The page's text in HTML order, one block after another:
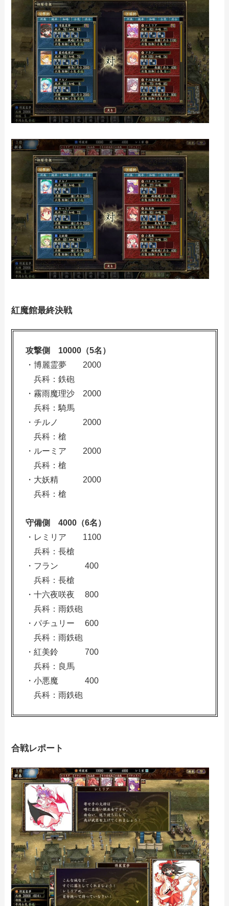
紅魔館最終決戦
攻撃側 10000（5名）
・博麗霊夢 2000
兵科：鉄砲
・霧雨魔理沙 2000
兵科：騎馬
・チルノ 2000
兵科：槍
・ルーミア 2000
兵科：槍
・大妖精 2000
兵科：槍
守備側 4000（6名）
・レミリア 1100
兵科：長槍
・フラン 400
兵科：長槍
・十六夜咲夜 800
兵科：雨鉄砲
・パチュリー 600
兵科：雨鉄砲
・紅美鈴 700
兵科：良馬
・小悪魔 400
兵科：雨鉄砲
合戦レポート